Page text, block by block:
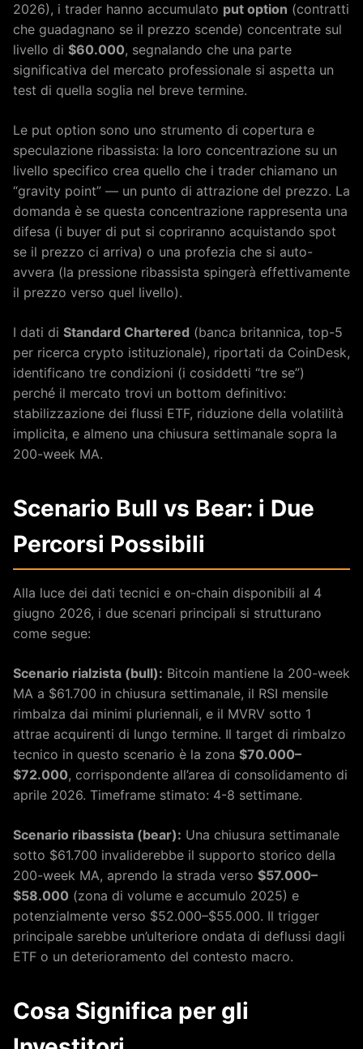
2026), i trader hanno accumulato put option (contratti
che guadagnano se il prezzo scende) concentrate sul
livello di $60.000, segnalando che una parte
significativa del mercato professionale si aspetta un
test di quella soglia nel breve termine.
Le put option sono uno strumento di copertura e
speculazione ribassista: la loro concentrazione su un
livello specifico crea quello che i trader chiamano un
“gravity point” — un punto di attrazione del prezzo. La
domanda è se questa concentrazione rappresenta una
difesa (i buyer di put si copriranno acquistando spot
se il prezzo ci arriva) o una profezia che si auto-
avvera (la pressione ribassista spingerà effettivamente
il prezzo verso quel livello).
I dati di Standard Chartered (banca britannica, top-5
per ricerca crypto istituzionale), riportati da CoinDesk,
identificano tre condizioni (i cosiddetti “tre se”)
perché il mercato trovi un bottom definitivo:
stabilizzazione dei flussi ETF, riduzione della volatilità
implicita, e almeno una chiusura settimanale sopra la
200-week MA.
Scenario Bull vs Bear: i Due
Percorsi Possibili
Alla luce dei dati tecnici e on-chain disponibili al 4
giugno 2026, i due scenari principali si strutturano
come segue:
Scenario rialzista (bull): Bitcoin mantiene la 200-week
MA a $61.700 in chiusura settimanale, il RSI mensile
rimbalza dai minimi pluriennali, e il MVRV sotto 1
attrae acquirenti di lungo termine. Il target di rimbalzo
tecnico in questo scenario è la zona $70.000–
$72.000, corrispondente all’area di consolidamento di
aprile 2026. Timeframe stimato: 4-8 settimane.
Scenario ribassista (bear): Una chiusura settimanale
sotto $61.700 invaliderebbe il supporto storico della
200-week MA, aprendo la strada verso $57.000–
$58.000 (zona di volume e accumulo 2025) e
potenzialmente verso $52.000–$55.000. Il trigger
principale sarebbe un’ulteriore ondata di deflussi dagli
ETF o un deterioramento del contesto macro.
Cosa Significa per gli